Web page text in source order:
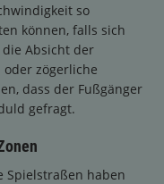
so
können, falls sich
Absicht der
zögerliche
dass der Fußgänger
gefragt.
Spielstraßen haben